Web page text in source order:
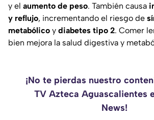
y el aumento de peso. También causa
y reflujo, incrementando el riesgo de
metabólico y diabetes tipo 2. Comer
bien mejora la salud digestiva y
¡No te pierdas nuestro
TV Azteca Aguascalientes
News!